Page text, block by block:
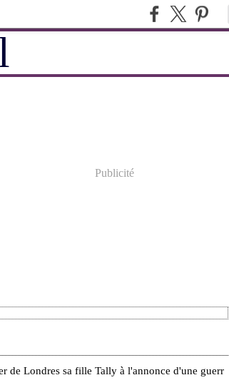
Publicité
de Londres sa fille Tally à l'annonce d'une guerr